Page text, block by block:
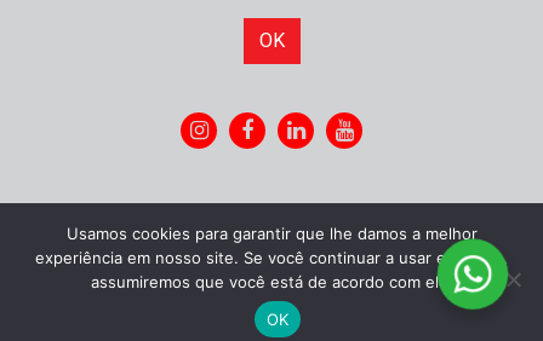
OK
Idônea Comunicação |Política de privacidade
Usamos cookies para garantir que lhe damos a melhor
experiência em nosso site. Se você continuar a usar este site,
assumiremos que você está de acordo com ele.
OK